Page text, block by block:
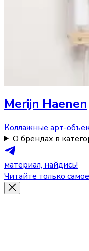
Merijn Haenen
Коллажные арт-
О брендах в
материал, найдись!
Читайте только